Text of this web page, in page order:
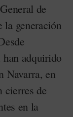
de
la generación
han adquirido
Navarra, en
cierres de
en la